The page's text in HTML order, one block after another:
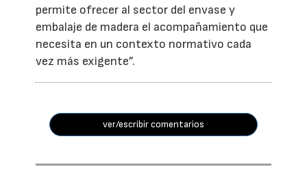
permite ofrecer al sector del envase y
embalaje de madera el acompañamiento que
necesita en un contexto normativo cada
vez más exigente”.
ver/escribir comentarios